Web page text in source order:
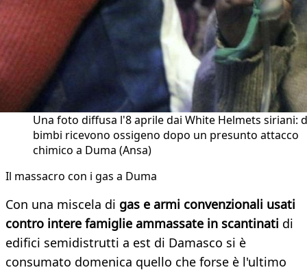
Una foto diffusa l'8 aprile dai White Helmets siriani:
bimbi ricevono ossigeno dopo un presunto attacco
chimico a Duma (Ansa)
Il massacro con i gas a Duma
Con una miscela di gas e armi convenzionali usati
contro intere famiglie ammassate in scantinati di
edifici semidistrutti a est di Damasco si è
consumato domenica quello che forse è l'ultimo